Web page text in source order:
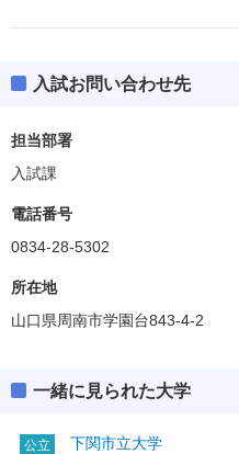
入試お問い合わせ先
担当部署
入試課
電話番号
0834-28-5302
所在地
山口県周南市学園台843-4-2
一緒に見られた大学
公立 下関市立大学